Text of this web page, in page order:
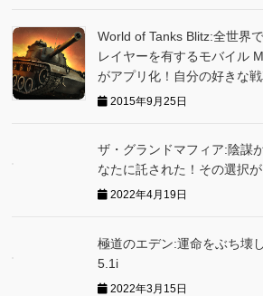
World of Tanks Blitz:全世界
レイヤーを有するモバイル
がアプリ化！自分の好きな戦
2015年9月25日
ザ・グランドマフィア:陰謀
なたに託された！その選択
2022年4月19日
極道のエデン:運命をぶち壊
5.1i
2022年3月15日